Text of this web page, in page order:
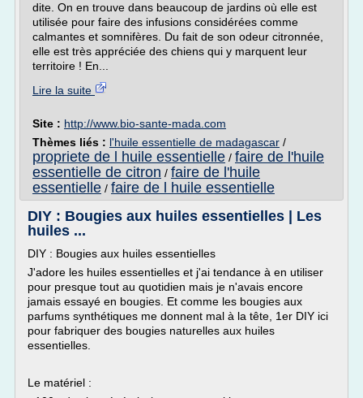
dite. On en trouve dans beaucoup de jardins où elle est
utilisée pour faire des infusions considérées comme
calmantes et somnifères. Du fait de son odeur citronnée,
elle est très appréciée des chiens qui y marquent leur
territoire ! En...
Lire la suite
Site : http://www.bio-sante-mada.com
Thèmes liés : l'huile essentielle de madagascar /
propriete de l huile essentielle / faire de l'huile
essentielle de citron / faire de l'huile
essentielle / faire de l huile essentielle
DIY : Bougies aux huiles essentielles | Les
huiles ...
DIY : Bougies aux huiles essentielles
J'adore les huiles essentielles et j'ai tendance à en utiliser
pour presque tout au quotidien mais je n'avais encore
jamais essayé en bougies. Et comme les bougies aux
parfums synthétiques me donnent mal à la tête, 1er DIY ici
pour fabriquer des bougies naturelles aux huiles
essentielles.
Le matériel :